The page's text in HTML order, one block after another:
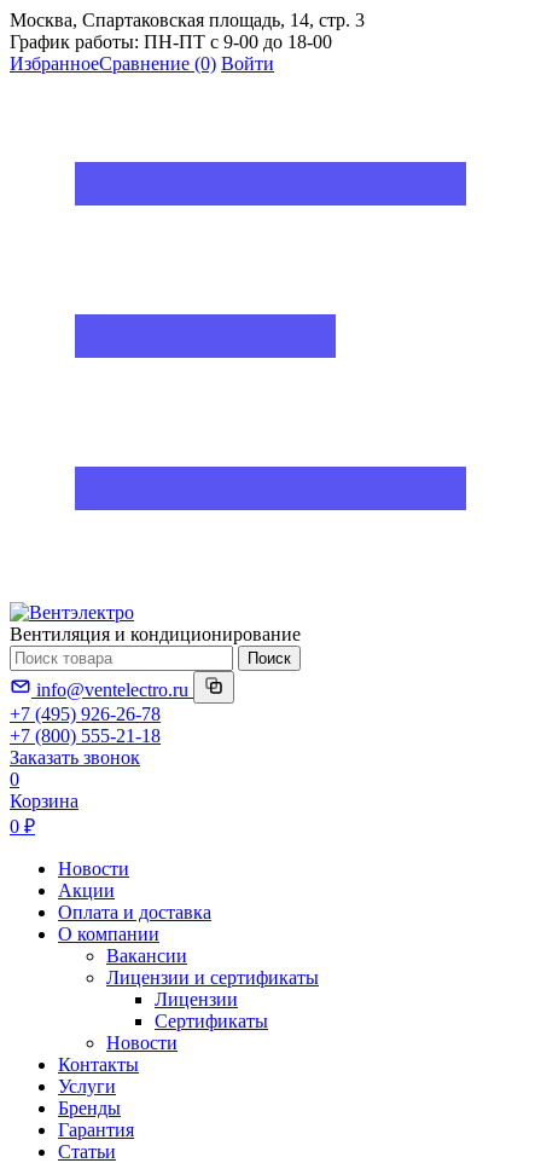
Москва, Спартаковская площадь, 14, стр. 3
График работы: ПН-ПТ с 9-00 до 18-00
ИзбранноеСравнение (0) Войти
Вентиляция и кондиционирование
Поиск
info@ventelectro.ru
+7 (495) 926-26-78
+7 (800) 555-21-18
Заказать звонок
0
Корзина
0 ₽
Новости
Акции
Оплата и доставка
О компании
Вакансии
Лицензии и сертификаты
Лицензии
Сертификаты
Новости
Контакты
Услуги
Бренды
Гарантия
Статьи